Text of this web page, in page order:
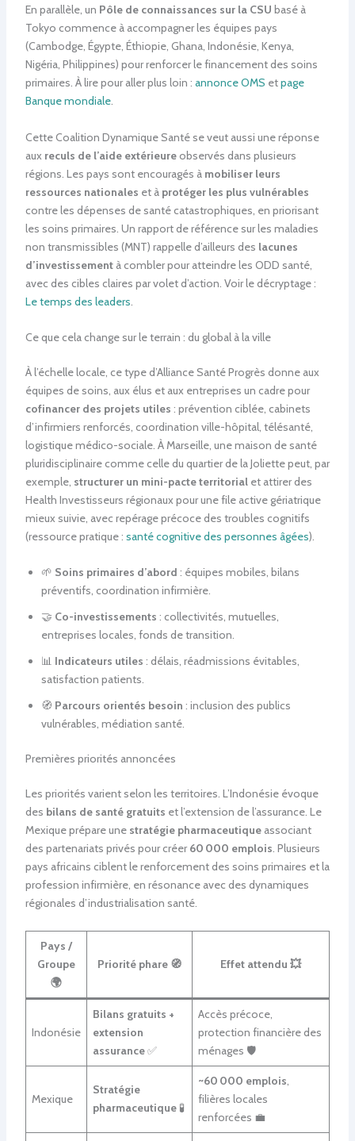
En parallèle, un Pôle de connaissances sur la CSU basé à
Tokyo commence à accompagner les équipes pays
(Cambodge, Égypte, Éthiopie, Ghana, Indonésie, Kenya,
Nigéria, Philippines) pour renforcer le financement des soins
primaires. À lire pour aller plus loin : annonce OMS etpage
Banque mondiale.
Cette Coalition Dynamique Santé se veut aussi une réponse
aux reculs de l’aide extérieureobservés dans plusieurs
régions. Les pays sont encouragés à mobiliser leurs
ressources nationales et à protéger les plus vulnérables
contre les dépenses de santé catastrophiques, en priorisant
les soins primaires. Un rapport de référence sur les maladies
non transmissibles (MNT) rappelle d’ailleurs des lacunes
d’investissementà combler pour atteindre les ODD santé,
avec des cibles claires par volet d’action. Voir le décryptage :
Le temps des leaders
Ce que cela change sur le terrain : du global à la ville
À l’échelle locale, ce type d’Alliance Santé Progrès donne aux
équipes de soins, aux élus et aux entreprises un cadre pour
cofinancer des projets utiles : prévention ciblée, cabinets
d’infirmiers renforcés, coordination ville-hôpital, télésanté,
logistique médico-sociale. À Marseille, une maison de santé
pluridisciplinaire comme celle du quartier de la Joliette peut, par
exemple, structurer un mini-pacte territorialet attirer des
Health Investisseurs régionaux pour une file active gériatrique
mieux suivie, avec repérage précoce des troubles cognitifs
(ressource pratique : santé cognitive des personnes âgées).
🌱 Soins primaires d’abord : équipes mobiles, bilans
préventifs, coordination infirmière.
🤝 Co-investissements : collectivités, mutuelles,
entreprises locales, fonds de transition.
📊 Indicateurs utiles : délais, réadmissions évitables,
satisfaction patients.
🧭 Parcours orientés besoin : inclusion des publics
vulnérables, médiation santé.
Premières priorités annoncées
Les priorités varient selon les territoires. L’Indonésie évoque
des bilans de santé gratuits et l’extension de l’assurance. Le
Mexique prépare une stratégie pharmaceutiqueassociant
des partenariats privés pour créer 60 000 emplois. Plusieurs
pays africains ciblent le renforcement des soins primaires et la
profession infirmière, en résonance avec des dynamiques
régionales d’industrialisation santé.
Pays /
Groupe
🌍
Priorité phare 🧭 Effet attendu 💥
Indonésie
Bilans gratuits +
extension
assurance✅
Accès précoce,
protection financière des
ménages 🛡️
Mexique
Stratégie
pharmaceutique🧪
~60 000 emplois,
filières locales
renforcées 💼